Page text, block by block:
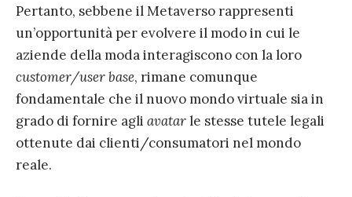
Pertanto, sebbene il Metaverso rappresenti
un’opportunità per evolvere il modo in cui le
aziende della moda interagiscono con la loro
customer/user base, rimane comunque
fondamentale che il nuovo mondo virtuale sia in
grado di fornire agli avatarle stesse tutele legali
ottenute dai clienti/consumatori nel mondo
reale.